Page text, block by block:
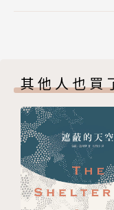
的雨林和心靈圖
從莫言《會唱歌的
帝國餘暉裡的拾荒
註釋
參考書目
民間的集體記憶
註釋
參考書目
卷二
其他人也買